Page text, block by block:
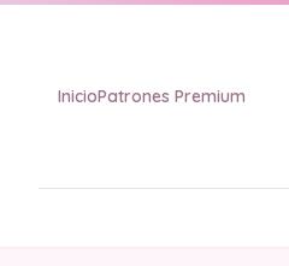
InicioPatrones Premium